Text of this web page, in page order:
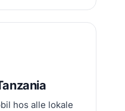
hos alle lokale